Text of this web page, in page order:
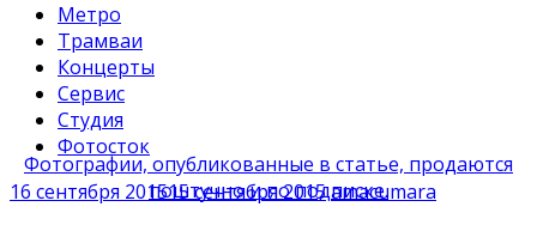
Метро
Трамваи
Концерты
Сервис
Студия
Фотосток
16 сентября 201515 сентября 2015amacumara
Фотографии, опубликованные в статье, продаются
поштучно и по подписке.